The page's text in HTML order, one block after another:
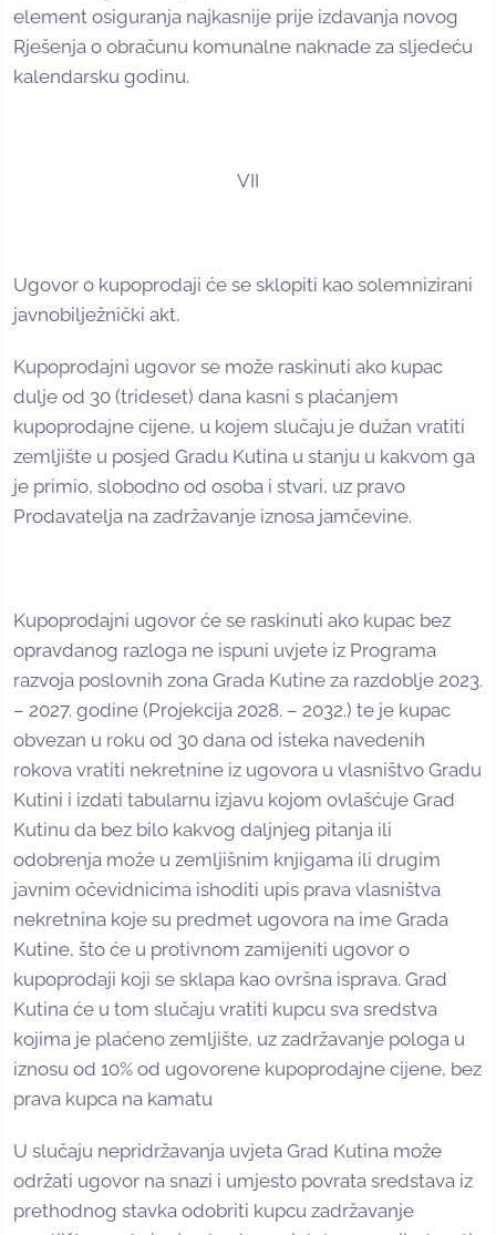
element osiguranja najkasnije prije izdavanja novog
Rješenja o obračunu komunalne naknade za sljedeću
kalendarsku godinu.
VII
Ugovor o kupoprodaji će se sklopiti kao solemnizirani
javnobilježnički akt.
Kupoprodajni ugovor se može raskinuti ako kupac
dulje od 30 (trideset) dana kasni s plaćanjem
kupoprodajne cijene, u kojem slučaju je dužan vratiti
zemljište u posjed Gradu Kutina u stanju u kakvom ga
je primio, slobodno od osoba i stvari, uz pravo
Prodavatelja na zadržavanje iznosa jamčevine.
Kupoprodajni ugovor će se raskinuti ako kupac bez
opravdanog razloga ne ispuni uvjete iz Programa
razvoja poslovnih zona Grada Kutine za razdoblje 2023.
– 2027. godine (Projekcija 2028. – 2032.) te je kupac
obvezan u roku od 30 dana od isteka navedenih
rokova vratiti nekretnine iz ugovora u vlasništvo Gradu
Kutini i izdati tabularnu izjavu kojom ovlašćuje Grad
Kutinu da bez bilo kakvog daljnjeg pitanja ili
odobrenja može u zemljišnim knjigama ili drugim
javnim očevidnicima ishoditi upis prava vlasništva
nekretnina koje su predmet ugovora na ime Grada
Kutine, što će u protivnom zamijeniti ugovor o
kupoprodaji koji se sklapa kao ovršna isprava. Grad
Kutina će u tom slučaju vratiti kupcu sva sredstva
kojima je plaćeno zemljište, uz zadržavanje pologa u
iznosu od 10% od ugovorene kupoprodajne cijene, bez
prava kupca na kamatu
U slučaju nepridržavanja uvjeta Grad Kutina može
održati ugovor na snazi i umjesto povrata sredstava iz
prethodnog stavka odobriti kupcu zadržavanje